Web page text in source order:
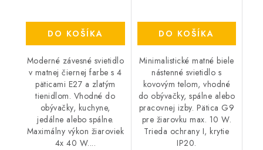
DO KOŠÍKA
Moderné závesné svietidlo
v matnej čiernej farbe s 4
päticami E27 a zlatým
tienidlom. Vhodné do
obývačky, kuchyne,
jedálne alebo spálne.
Maximálny výkon žiaroviek
4x 40 W....
DO KOŠÍKA
Minimalistické matné biele
nástenné svietidlo s
kovovým telom, vhodné
do obývačky, spálne alebo
pracovnej izby. Pätica G9
pre žiarovku max. 10 W.
Trieda ochrany I, krytie
IP20.